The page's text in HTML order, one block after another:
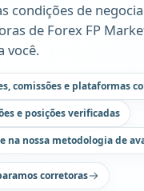
condições de
de Forex FP
você.
comissões e plataformas
e posições verificadas
na nossa metodologia de
corretoras